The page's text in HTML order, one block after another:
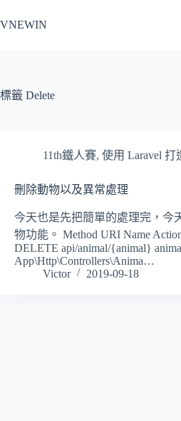
至
容
VNEWIN
標籤 Delete
11th鐵人賽, 使用 Laravel 打
刪除動物以及異常處理
今天也是先把簡單的處理完，今
物功能。 Method URI Name
DELETE api/animal/{animal}
App\Http\Controllers\Anima…
Victor
2019-09-18